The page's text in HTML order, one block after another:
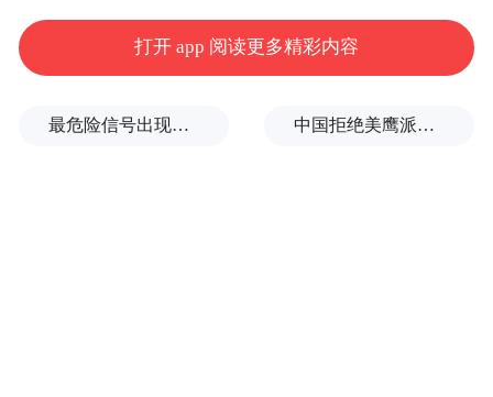
打开 app 阅读更多精彩内容
最危险信号出现！全球能源大动脉岌岌可危 中国拒绝美鹰派副防长访华？弦外之音被热议